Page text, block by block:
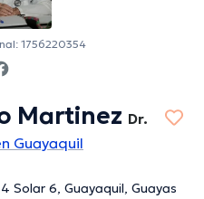
1756220354
Martinez Dr.
Guayaquil
Solar 6, Guayaquil, Guayas